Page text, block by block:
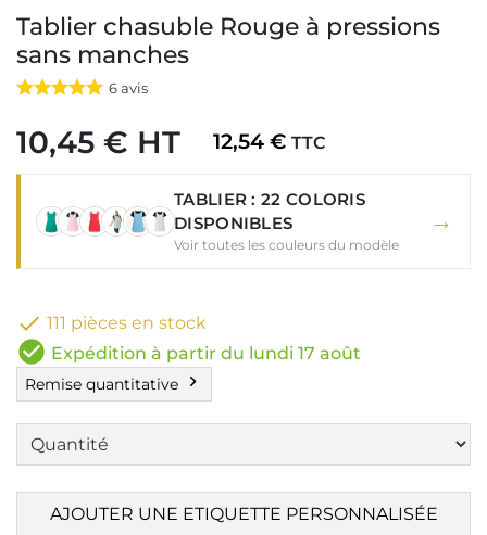
Tablier chasuble Rouge à pressions
sans manches
6avis
10,45 € HT 12,54 € TTC
TABLIER : 22 COLORIS
DISPONIBLES
Voir toutes les couleurs du modèle
→
 111 pièces en stock
check_circle Expédition à partir du lundi 17 août
Remise quantitative chevron_right
AJOUTER UNE ETIQUETTE PERSONNALISÉE